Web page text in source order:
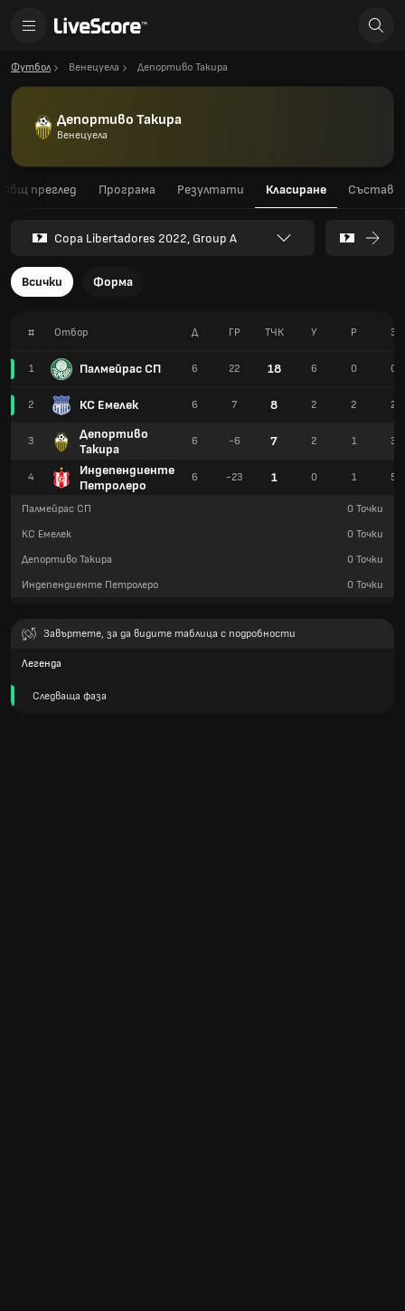
Футбол Венецуела Депортиво Такира
Депортиво Такира
Венецуела
Общ преглед Програма Резултати Класиране Състав
Copa Libertadores 2022, Group A
Всички Форма
# Отбор
1 Палмейрас СП
2 КС Емелек
3
Депортиво
Такира
4
Индепендиенте
Петролеро
Д ГР TЧК У Р З
6 22 18 6 0 0
6 7 8 2 2 2
6 -6 7 2 1 3
6 -23 1 0 1 5
Палмейрас СП 0 Точки
КС Емелек
0 Точки
Депортиво Такира
0 Точки
Индепендиенте Петролеро
0 Точки
Завъртете, за да видите таблица с подробности
Легенда
Следваща фаза